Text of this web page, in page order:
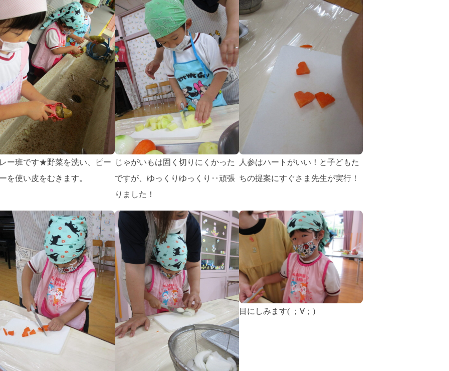
ー班です★野菜を洗い、ピー
を使い皮をむきます。
じゃがいもは固く切りにくかった
ですが、ゆっくりゆっくり‥頑張
りました！
人参はハートがいい！と子どもた
ちの提案にすぐさま先生が実行！
目にしみます( ；∀；)